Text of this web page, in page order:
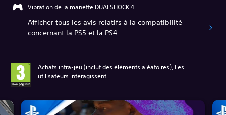
Vibration de la manette DUALSHOCK 4
Afficher tous les avis relatifs à la compatibilité
concernant la PS5 et la PS4
Achats intra-jeu (inclut des éléments aléatoires), Les
utilisateurs interagissent